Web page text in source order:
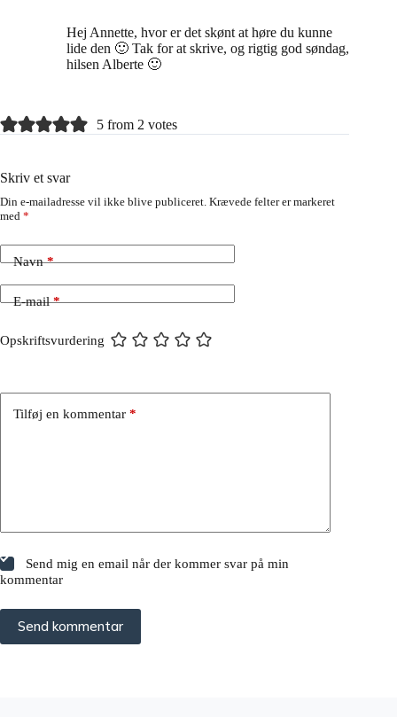
Hej Annette, hvor er det skønt at høre du kunne
lide den 🙂 Tak for at skrive, og rigtig god søndag,
hilsen Alberte 🙂
5 from 2 votes
Skriv et svar
Din e-mailadresse vil ikke blive publiceret. Krævede felter er markeret
med *
Navn*
E-mail*
Opskriftsvurdering
Tilføj en kommentar *
Send mig en email når der kommer svar på min
kommentar
Send kommentar